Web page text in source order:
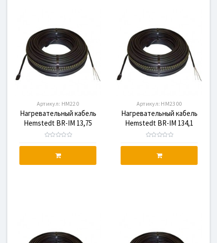
Артикул: HM220
Нагревательный кабель
Hemstedt BR-IM 13,75
220W, HM220
Артикул: HM2300
Нагревательный кабель
Hemstedt BR-IM 134,1
2300W, HM2300